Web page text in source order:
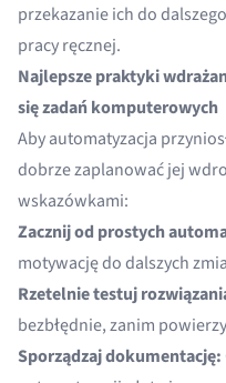
przekazanie ich do
pracy ręcznej.
Najlepsze praktyki
się zadań komputerowych
Aby automatyzacja
dobrze zaplanować jej
wskazówkami:
Zacznij od prostych
motywację do dalszych
Rzetelnie testuj
bezbłędnie, zanim
Sporządzaj dokumentację: